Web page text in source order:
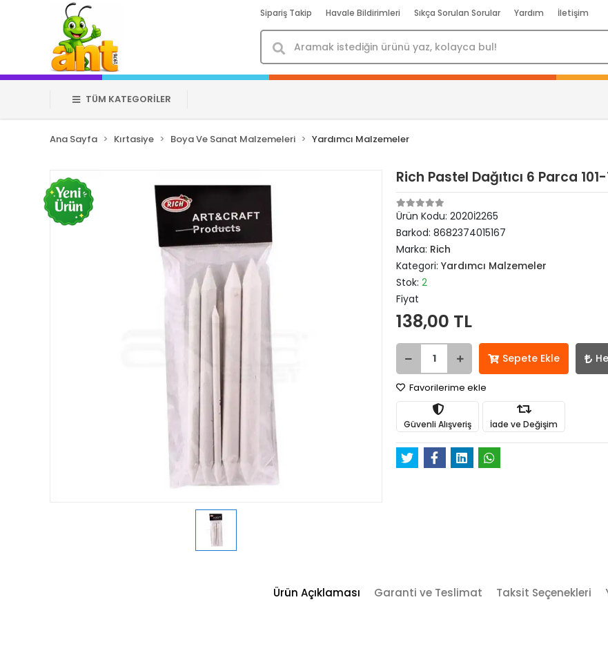
Sipariş Takip Havale Bildirimleri Sıkça Sorulan Sorular Yardım İletişim
TÜM KATEGORİLER
Ana Sayfa Kırtasiye Boya Ve Sanat Malzemeleri Yardımcı Malzemeler
Rich Pastel Dağıtıcı 6 Parca 101-
Ürün Kodu:2020İ2265
Barkod:8682374015167
Marka: Rich
Kategori:Yardımcı Malzemeler
Stok:2
Fiyat
138,00 TL
Sepete Ekle
Favorilerime ekle
Güvenli Alışveriş İade ve Değişim
Ürün Açıklaması Garanti ve Teslimat Taksit Seçenekleri